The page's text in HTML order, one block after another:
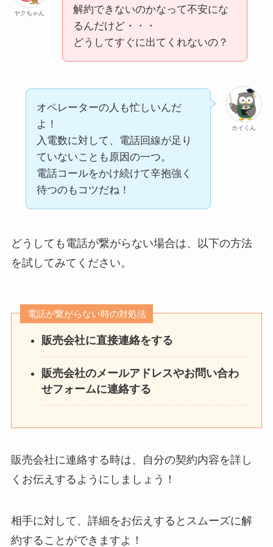
ヤクちゃん
解約できないのかなって不安にな
るんだけど・・・
どうしてすぐに出てくれないの？
カイくん
オペレーターの人も忙しいんだ
よ！
入電数に対して、電話回線が足り
ていないことも原因の一つ。
電話コールをかけ続けて辛抱強く
待つのもコツだね！
どうしても電話が繋がらない場合は、以下の方法
を試してみてください。
電話が繋がらない時の対処法
販売会社に直接連絡をする
販売会社のメールアドレスやお問い合わ
せフォームに連絡する
販売会社に連絡する時は、自分の契約内容を詳し
くお伝えするようにしましょう！
相手に対して、詳細をお伝えするとスムーズに解
約することができますよ！